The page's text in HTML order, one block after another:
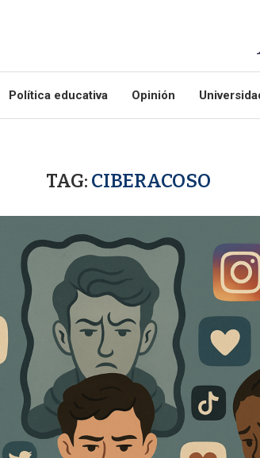
Política educativa Opinión
TAG: CIBERACOSO